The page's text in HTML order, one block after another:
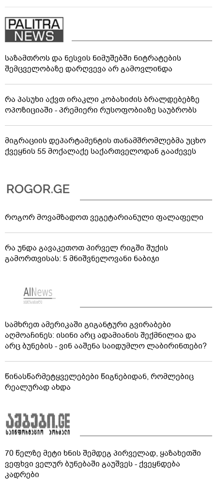
საზამთროს და ნესვის ნიმუშებში ნიტრატების
შემცველობაზე დარღვევა არ გამოვლინდა
რა პასუხი აქვთ ირაკლი კობახიძის ბრალდებებზე
ოპოზიციაში - პრემიერი რუსოფობიაზე საუბრობს
მიგრაციის დეპარტამენტის თანამშრომლებმა უცხო
ქვეყნის 55 მოქალაქე საქართველოდან გააძევეს
როგორ მოვამზადოთ ვეგეტარიანული ფალაფელი
რა უნდა გავაკეთოთ პირველ რიგში შუქის
გამორთვისას: 5 მნიშვნელოვანი ნაბიჯი
სამხრეთ ამერიკაში გიგანტური გვირაბები
აღმოაჩინეს: ისინი არც ადამიანის შექმნილია და
არც ბუნების - ვინ ააშენა საიდუმლო ლაბირინთები?
წინასწარმეტყველებები წიგნებიდან, რომლებიც
რეალურად ახდა
70 წელზე მეტი ხნის შემდეგ პირველად, ყაზახეთში
ვეფხვი ველურ ბუნებაში გაუშვეს - ქვეყნდება
კადრები